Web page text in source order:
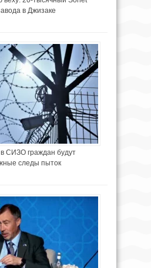
в Джизаке
СИЗО граждан будут
следы пыток